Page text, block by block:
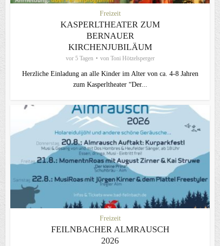
Freizeit
KASPERLTHEATER ZUM
BERNAUER
KIRCHENJUBILÄUM
vor 5 Tagen von Toni Hötzelsperger
Herzliche Einladung an alle Kinder im Alter von ca. 4-8 Jahren
zum Kasperltheater “Der...
Freizeit
FEILNBACHER ALMRAUSCH
2026